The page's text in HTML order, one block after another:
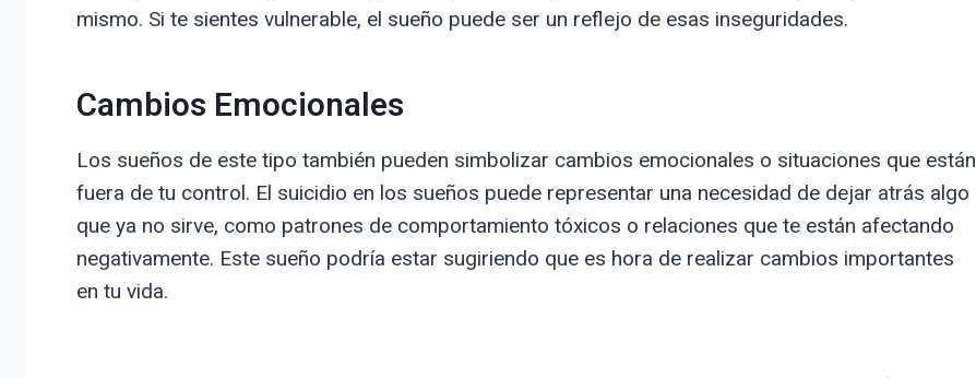
mismo. Si te sientes vulnerable, el sueño puede ser un reflejo de esas inseguridades.
Cambios Emocionales
Los sueños de este tipo también pueden simbolizar cambios emocionales o situaciones que están
fuera de tu control. El suicidio en los sueños puede representar una necesidad de dejar atrás algo
que ya no sirve, como patrones de comportamiento tóxicos o relaciones que te están afectando
negativamente. Este sueño podría estar sugiriendo que es hora de realizar cambios importantes
en tu vida.